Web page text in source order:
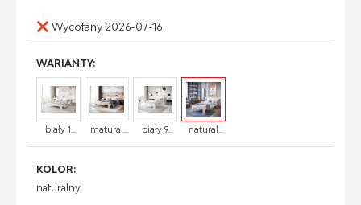
Wycofany 2026-07-16
WARIANTY:
biały 1... matural... biały 9... natural...
KOLOR:
naturalny